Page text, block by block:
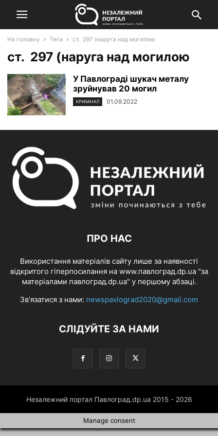
На головну Теги ст. 297 (наруга над могилою
ст. 297 (наруга над могилою
У Павлограді шукач металу
зруйнував 20 могил
КРИМІНАЛ 01.09.2022
ПРО НАС
Використання матеріалів сайту лише за наявності
відкритого гіперпосилання на www.павлоград.dp.ua "за
матеріалами павлоград.dp.ua" у першому абзаці.
Зв'язатися з нами: newspavlograd2020@gmail.com
СЛІДУЙТЕ ЗА НАМИ
Незалежний портал Павлоград.dp.ua 2015 - 2026
Manage consent